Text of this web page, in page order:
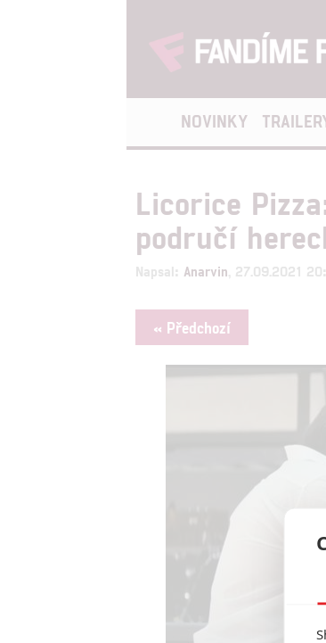
NOVINKY
Licorice
područí
Napsal: Anarvin , 27.09.2021
« Předchozí